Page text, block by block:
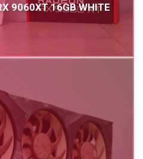
9060XT 16GB WHITE